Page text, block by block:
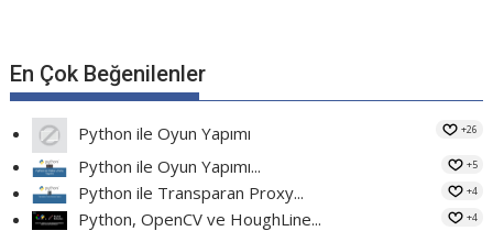
En Çok Beğenilenler
Python ile Oyun Yapımı +26
Python ile Oyun Yapımı... +5
Python ile Transparan Proxy... +4
Python, OpenCV ve HoughLine... +4